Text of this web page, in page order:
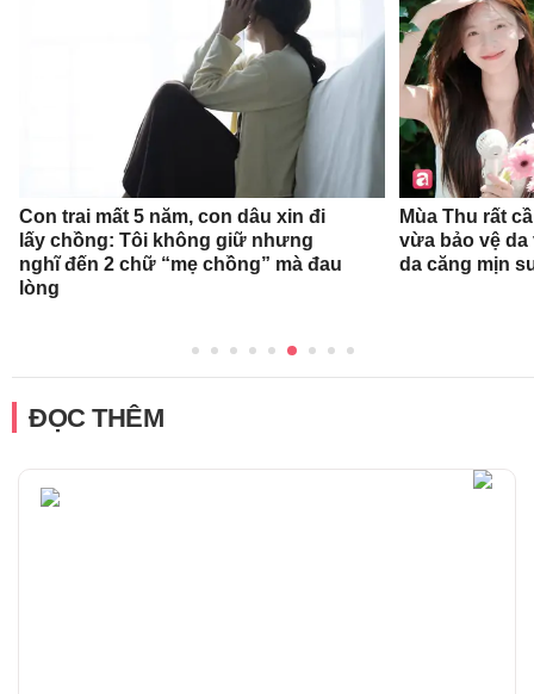
Con trai mất 5 năm, con dâu xin đi
lấy chồng: Tôi không giữ nhưng
nghĩ đến 2 chữ “mẹ chồng” mà đau
lòng
Mùa Thu rất
vừa bảo vệ
da căng mịn
ĐỌC THÊM